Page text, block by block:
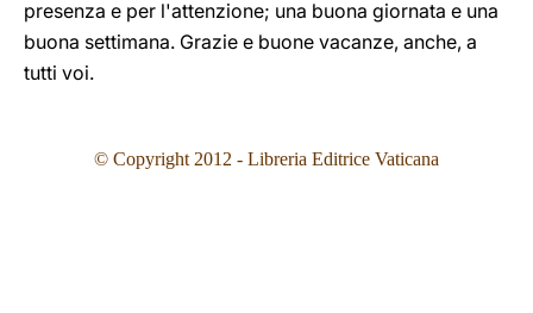
presenza e per l'attenzione; una buona giornata e una
buona settimana. Grazie e buone vacanze, anche, a
tutti voi.
© Copyright 2012 - Libreria Editrice Vaticana